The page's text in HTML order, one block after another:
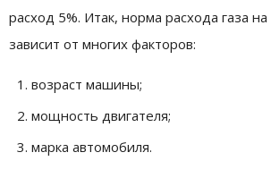
расход 5%. Итак, норма расхода газа
зависит от многих факторов:
возраст машины;
мощность двигателя;
марка автомобиля.